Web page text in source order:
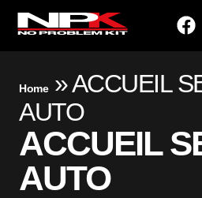
Home»ACCUEIL
AUTO
ACCUEIL
AUTO